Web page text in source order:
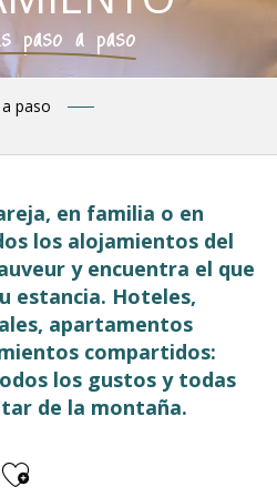
paso a paso
paso
en familia o en
los alojamientos del
y encuentra el que
estancia. Hoteles,
apartamentos
compartidos:
los gustos y todas
de la montaña.
Ajouter aux